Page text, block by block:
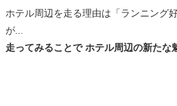
ホテル周辺を走る理由は「ランニング
が...
走ってみることで ホテル周辺の新たな